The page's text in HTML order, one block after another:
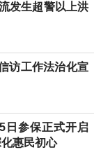
发生超警以上洪
访工作法治化宣
日参保正式开启
惠民初心